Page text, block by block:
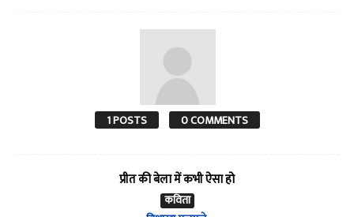
1 POSTS 0 COMMENTS
प्रीत की बेला में कभी ऐसा हो
कविता